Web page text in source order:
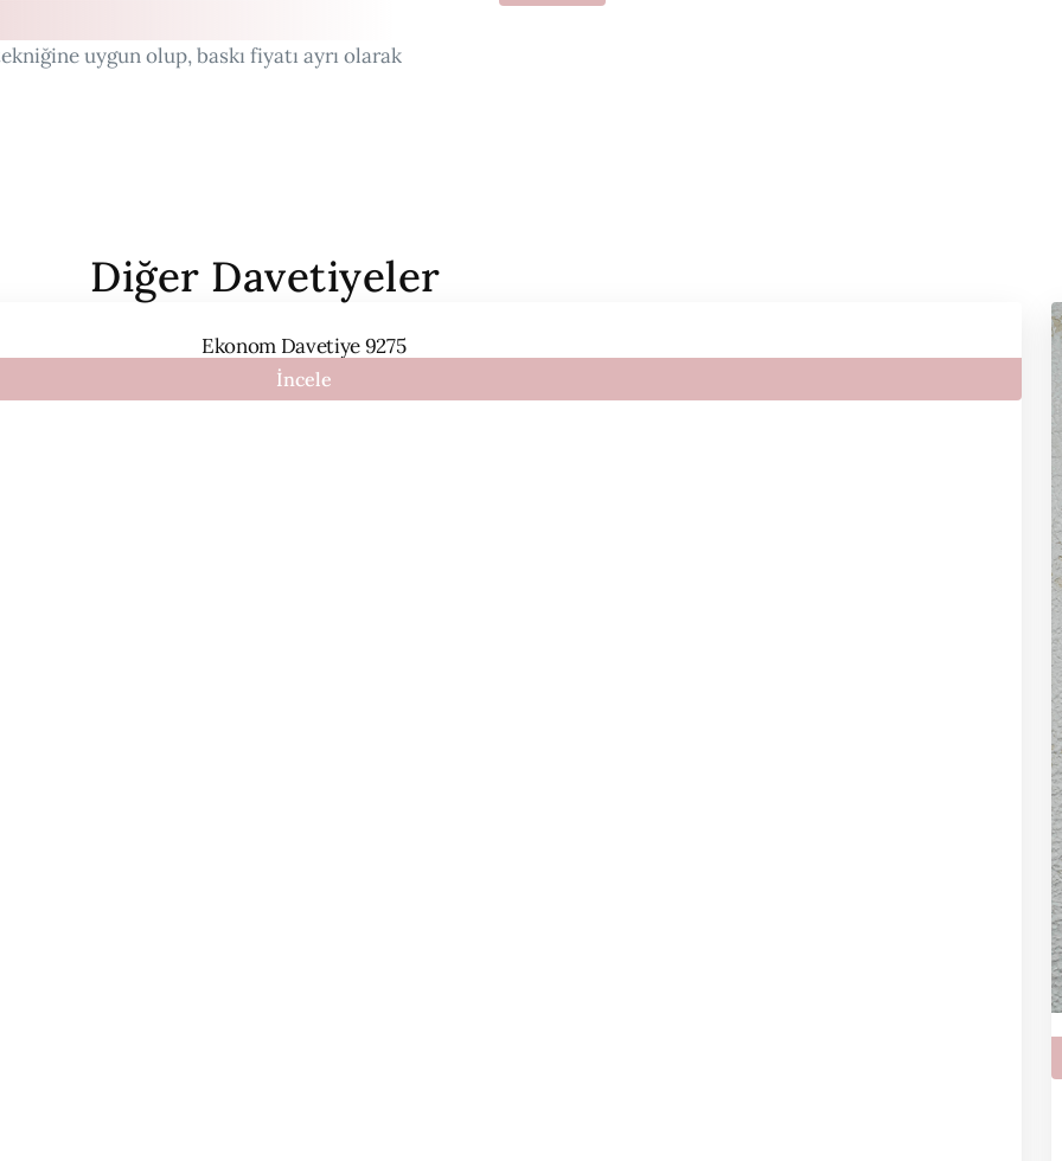
uygun olup, baskı fiyatı ayrı olarak
Diğer Davetiyeler
Ekonom Davetiye 9275
İncele